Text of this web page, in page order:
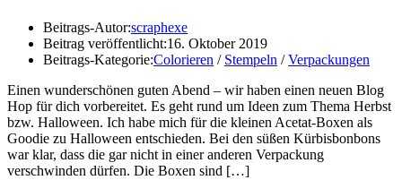
Beitrags-Autor:scraphexe
Beitrag veröffentlicht:16. Oktober 2019
Beitrags-Kategorie:Colorieren / Stempeln / Verpackungen
Einen wunderschönen guten Abend – wir haben einen neuen Blog
Hop für dich vorbereitet. Es geht rund um Ideen zum Thema Herbst
bzw. Halloween. Ich habe mich für die kleinen Acetat-Boxen als
Goodie zu Halloween entschieden. Bei den süßen Kürbisbonbons
war klar, dass die gar nicht in einer anderen Verpackung
verschwinden dürfen. Die Boxen sind […]